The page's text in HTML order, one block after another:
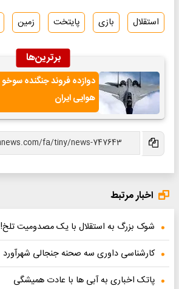
استقلال بازی پایتخت زمین
برترین‌ها
هوایی ایران
اخبار مرتبط
شوک بزرگ به استقلال با یک مصدومیت تلخ!
کارشناسی داوری سه صحنه جنجالی شهرآورد
پاتک اخباری به آبی ها با عادت همیشگی